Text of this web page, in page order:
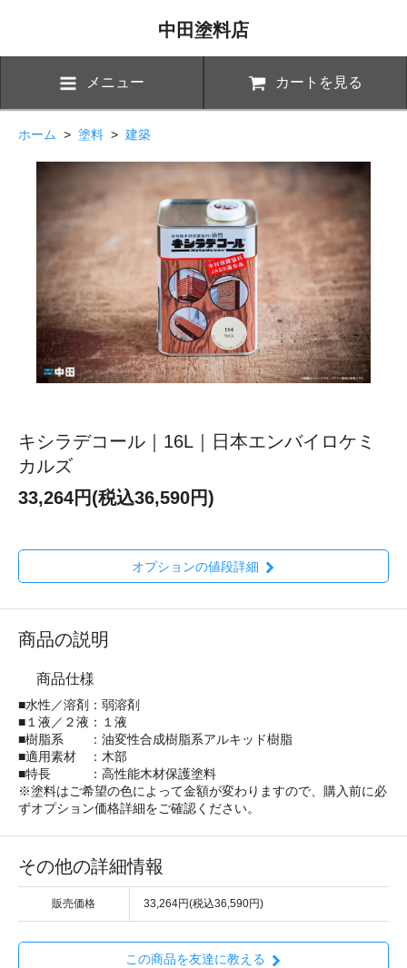
中田塗料店
メニュー カートを見る
ホーム > 塗料 > 建築
キシラデコール｜16L｜日本エンバイロケミ
カルズ
33,264円(税込36,590円)
オプションの値段詳細
商品の説明
商品仕様
■水性／溶剤：弱溶剤
■１液／２液：１液
■樹脂系 ：油変性合成樹脂系アルキッド樹脂
■適用素材 ：木部
■特長 ：高性能木材保護塗料
※塗料はご希望の色によって金額が変わりますので、購入前に必
ずオプション価格詳細をご確認ください。
その他の詳細情報
販売価格 33,264円(税込36,590円)
この商品を友達に教える